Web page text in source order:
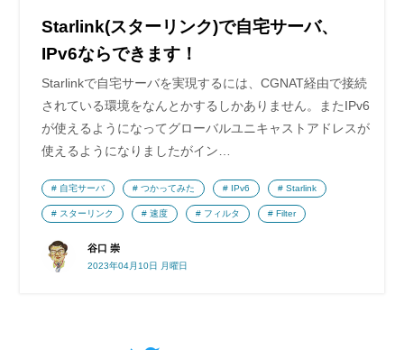
Starlink(スターリンク)で自宅サーバ、
IPv6ならできます！
Starlinkで自宅サーバを実現するには、CGNAT経由で接続
されている環境をなんとかするしかありません。またIPv6
が使えるようになってグローバルユニキャストアドレスが
使えるようになりましたがイン…
谷口 崇
2023年04月10日 月曜日
自宅サーバ つかってみた IPv6 Starlink
スターリンク 速度 フィルタ Filter